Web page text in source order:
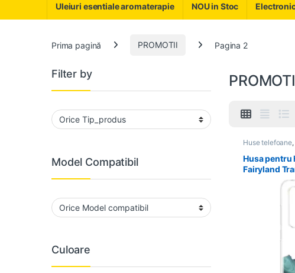
Uleiuri esentiale aromaterapie NOU in Stoc
Prima pagină PROMOTII Pagina 2
Huse telefoane,
Husa pentru
Fairyland
Filter by
Model Compatibil
Culoare